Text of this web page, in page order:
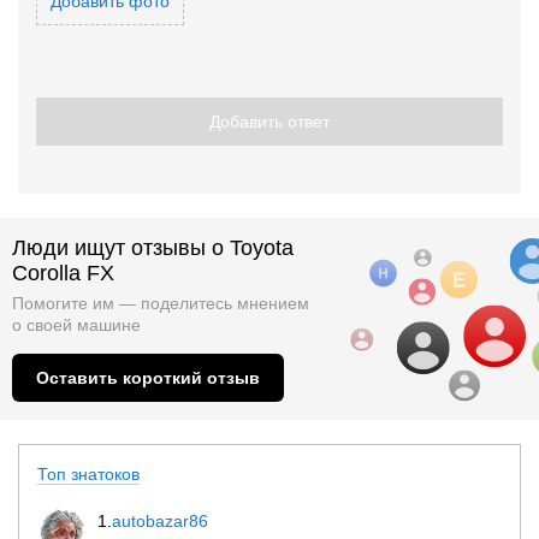
Добавить ответ
Люди ищут отзывы о Toyota
Corolla FX
Помогите им — поделитесь мнением
о своей машине
Оставить короткий отзыв
Топ знатоков
1. autobazar86